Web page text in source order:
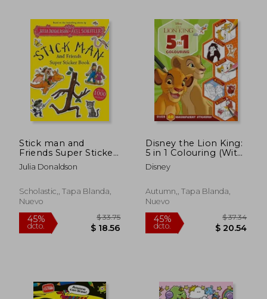
Stick man and
Friends Super Sticker
Book (en Inglés)
Julia Donaldson
Scholastic,, Tapa Blanda,
Nuevo
Disney the Lion King:
5 in 1 Colouring (With
Dot-To-Dot, Colour-
By-Numbers, Copy
Disney
Autumn,, Tapa Blanda,
Nuevo